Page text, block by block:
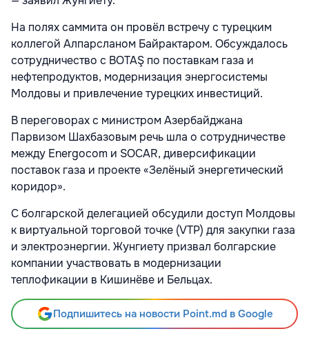
На полях саммита он провёл встречу с турецким
коллегой Алпарсланом Байрактаром. Обсуждалось
сотрудничество с BOTAŞ по поставкам газа и
нефтепродуктов, модернизация энергосистемы
Молдовы и привлечение турецких инвестиций.
В переговорах с министром Азербайджана
Парвизом Шахбазовым речь шла о сотрудничестве
между Energocom и SOCAR, диверсификации
поставок газа и проекте «Зелёный энергетический
коридор».
С болгарской делегацией обсудили доступ Молдовы
к виртуальной торговой точке (VTP) для закупки газа
и электроэнергии. Жунгиету призвал болгарские
компании участвовать в модернизации
теплофикации в Кишинёве и Бельцах.
Подпишитесь на новости Point.md в Google